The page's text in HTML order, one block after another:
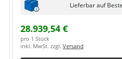
Lieferbar auf
28.939,54 €
pro 1 Stück
inkl. MwSt. zzgl. Versand